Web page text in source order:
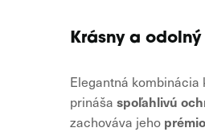
Krásny a
Elegantná kombinácia
prináša spoľahlivú
zachováva jeho